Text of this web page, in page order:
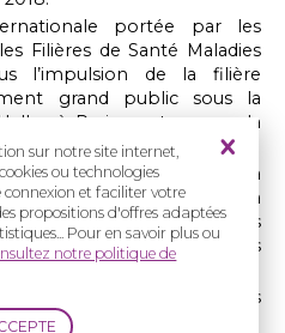
sur notre site internet,
ou technologies
connexion et faciliter votre
propositions d'offres adaptées
Pour en savoir plus ou
notre politique de
portée par les
Filières de Santé Maladies
l’impulsion de la filière
grand public sous la
à Paris, soutenu par la
»était ouvert à tous et a
et ludiquesdestinées à
aux problématiques liées
leur impact sur la vie des
ainsi que l’Alliance Maladies
côtés des Filières.